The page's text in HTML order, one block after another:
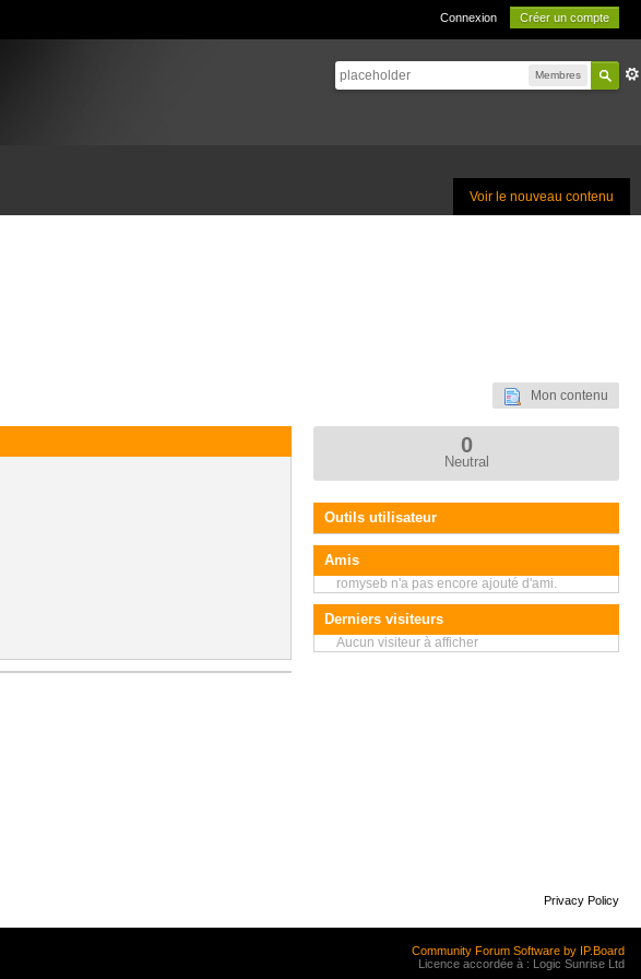
Connexion Créer un compte
Membres
Voir le nouveau contenu
Mon contenu
0
Neutral
Outils utilisateur
Amis
romyseb n'a pas encore ajouté d'ami.
Derniers visiteurs
Aucun visiteur à afficher
Privacy Policy
Community Forum Software by IP.Board
Licence accordée à : Logic Sunrise Ltd